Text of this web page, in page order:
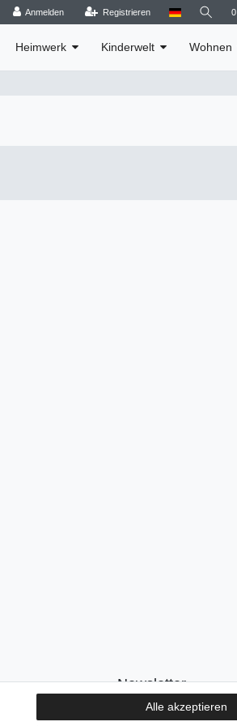
Anmelden Registrieren 0
Heimwerk Kinderwelt Wohnen
Newsletter
E-MAIL **
Alle akzeptieren